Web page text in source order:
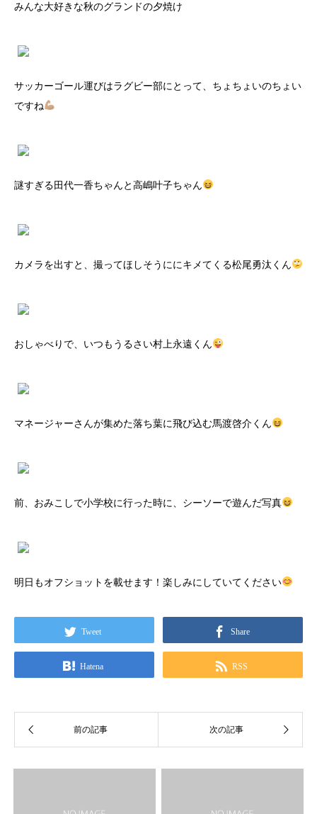
みんな大好きな秋のグランドの夕焼け
サッカーゴール運びはラグビー部にとって、ちょちょいのちょい
ですね
謎すぎる田代一香ちゃんと高嶋叶子ちゃん
カメラを出すと、撮ってほしそうににキメてくる松尾勇汰くん
おしゃべりで、いつもうるさい村上永遠くん
マネージャーさんが集めた落ち葉に飛び込む馬渡啓介くん
前、おみこしで小学校に行った時に、シーソーで遊んだ写真
明日もオフショットを載せます！楽しみにしていてください
Tweet Share
Hatena RSS